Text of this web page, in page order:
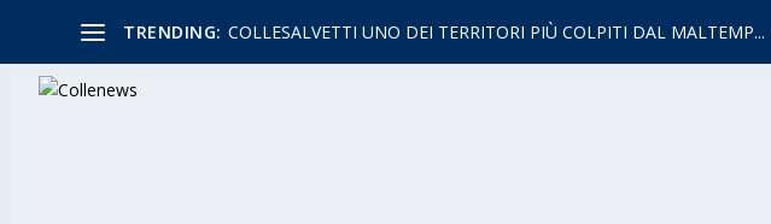
TRENDING: COLLESALVETTI UNO DEI TERRITORI PIÙ COLPITI DAL MALTEMP...